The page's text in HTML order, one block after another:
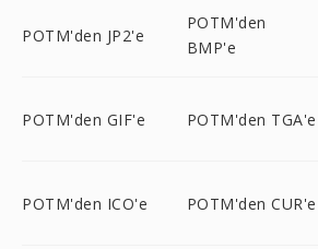
POTM'den JP2'e
POTM'den
BMP'e
POTM'den GIF'e POTM'den TGA'e
POTM'den ICO'e POTM'den CUR'e